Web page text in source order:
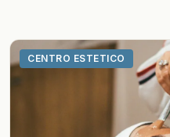
CENTRO ESTETICO